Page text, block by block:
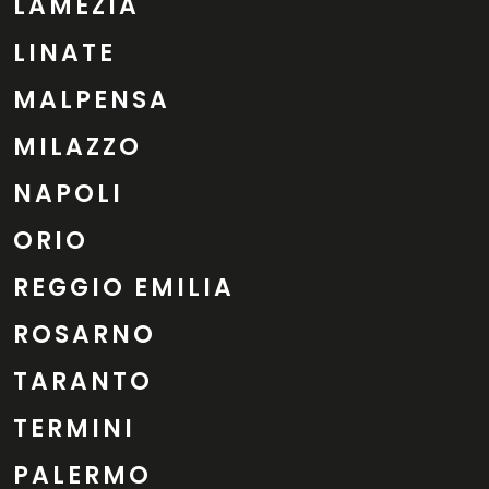
LINATE
MALPENSA
MILAZZO
NAPOLI
ORIO
REGGIO EMILIA
ROSARNO
TARANTO
TERMINI
PALERMO